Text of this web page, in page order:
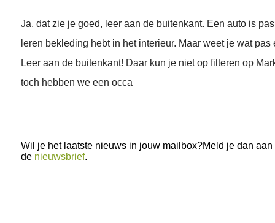
Ja, dat zie je goed, leer aan de buitenkant. Een auto is
leren bekleding hebt in het interieur. Maar weet je wat pas
Leer aan de buitenkant! Daar kun je niet op filteren op
toch hebben we een occa
Wil je het laatste nieuws in jouw mailbox?Meld je dan aan
de nieuwsbrief.